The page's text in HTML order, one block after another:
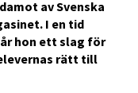
av Svenska
I en tid
hon ett slag för
rätt till